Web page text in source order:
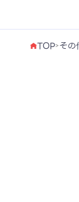
TOP>その